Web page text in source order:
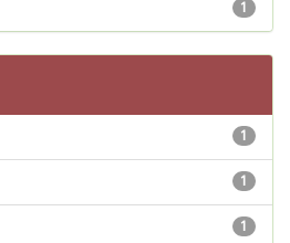
1
1
1
1